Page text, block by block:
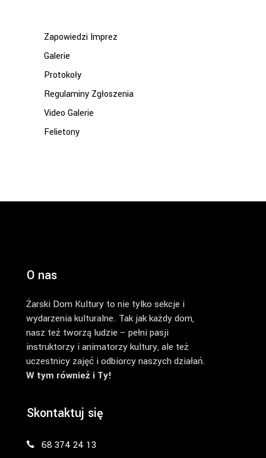
Zapowiedzi Imprez
Galerie
Protokoły
Regulaminy Zgłoszenia
Video Galerie
Felietony
O nas
Żarski Dom Kultury to nie tylko sekcje i
wydarzenia kulturalne. Tak jak każdy dom,
nasz też tworzą ludzie – pełni pasji
instruktorzy i animatorzy kultury, ale też
uczestnicy zajęć i odbiorcy naszych działań.
W tym również i Ty!
Skontaktuj się
68 374 24 13